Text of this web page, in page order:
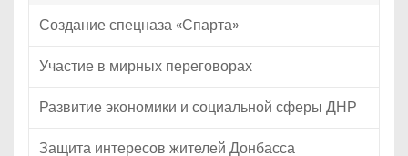
Создание спецназа «Спарта»
Участие в мирных переговорах
Развитие экономики и социальной сферы ДНР
Защита интересов жителей Донбасса